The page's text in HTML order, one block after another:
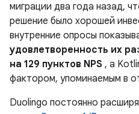
миграции два года назад,
решение было хорошей
внутренние опросы
удовлетворенность их
на 129 пунктов NPS , а
фактором, упоминаемым в
Duolingo постоянно